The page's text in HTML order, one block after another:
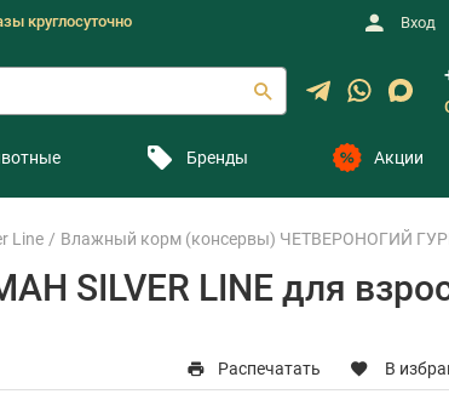
круглосуточно Вход
Бренды Акции
Line Влажный корм (консервы) ЧЕТВЕРОНОГИЙ
SILVER LINE для
Распечатать В